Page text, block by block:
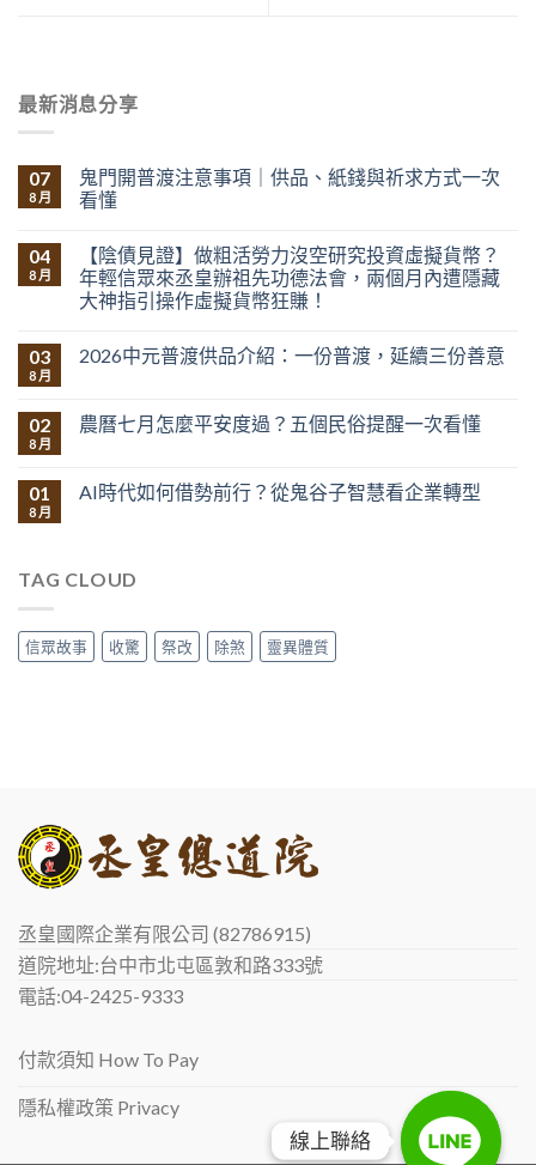
最新消息分享
07
8 月
鬼門開普渡注意事項｜供品、紙錢與祈求方式一次
看懂
04
8 月
【陰債見證】做粗活勞力沒空研究投資虛擬貨幣？
年輕信眾來丞皇辦祖先功德法會，兩個月內遭隱藏
大神指引操作虛擬貨幣狂賺！
03
8 月
2026中元普渡供品介紹：一份普渡，延續三份善意
02
8 月
農曆七月怎麼平安度過？五個民俗提醒一次看懂
01
8 月
AI時代如何借勢前行？從鬼谷子智慧看企業轉型
TAG CLOUD
信眾故事 收驚 祭改 除煞 靈異體質
丞皇國際企業有限公司 (82786915)
道院地址:台中市北屯區敦和路333號
電話:04-2425-9333
付款須知 How To Pay
隱私權政策 Privacy
線上聯絡
線上聯絡